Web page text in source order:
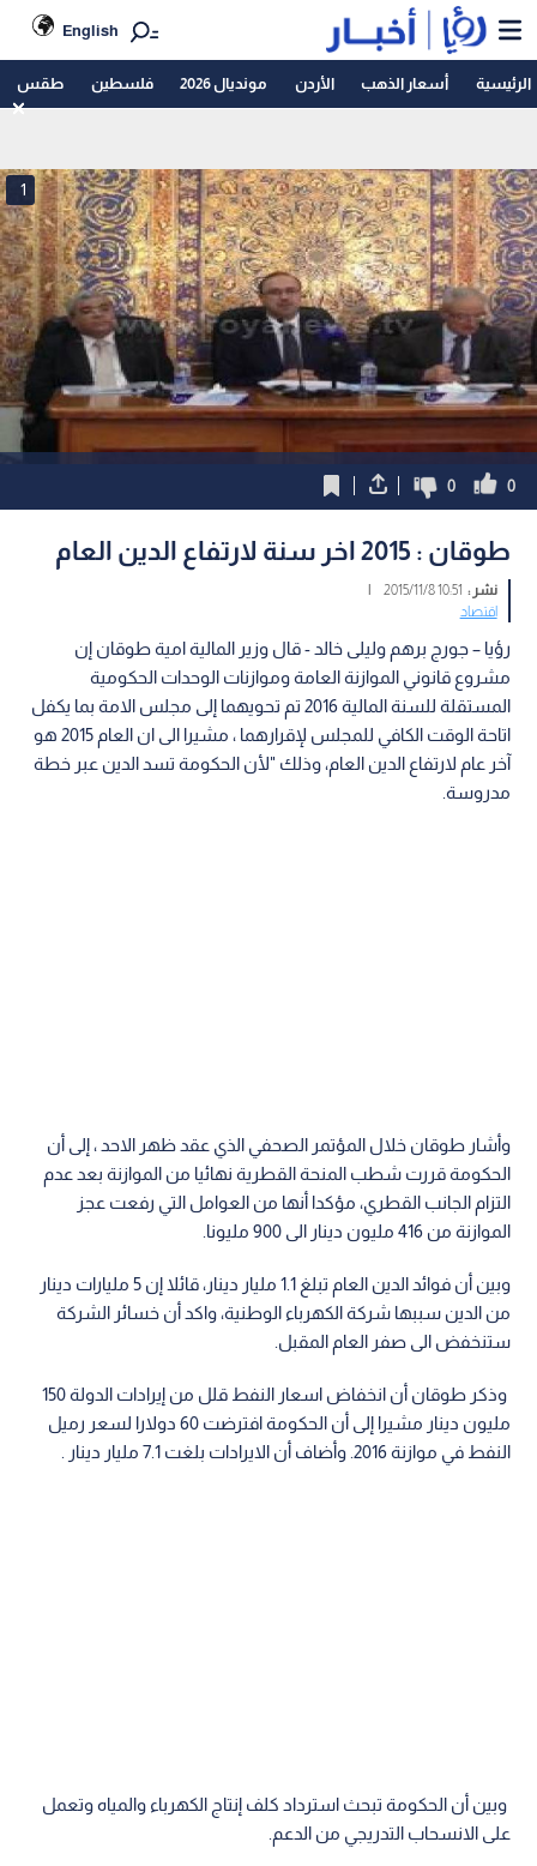
English
الرئيسية أسعار الذهب الأردن مونديال 2026 فلسطين طقس
1
0
0
طوقان : 2015 اخر سنة لارتفاع الدين العام
نشر : 10:51 2015/11/8
|
اقتصاد
رؤيا – جورج برهم وليلى خالد - قال وزير المالية امية طوقان إن
مشروع قانوني الموازنة العامة وموازنات الوحدات الحكومية
المستقلة للسنة المالية 2016 تم تحويهما إلى مجلس الامة بما يكفل
اتاحة الوقت الكافي للمجلس لإقرارهما ، مشيرا الى ان العام 2015 هو
آخر عام لارتفاع الدين العام، وذلك "لأن الحكومة تسد الدين عبر خطة
مدروسة.
وأشار طوقان خلال المؤتمر الصحفي الذي عقد ظهر الاحد ، إلى أن
الحكومة قررت شطب المنحة القطرية نهائيا من الموازنة بعد عدم
التزام الجانب القطري، مؤكدا أنها من العوامل التي رفعت عجز
الموازنة من 416 مليون دينار الى 900 مليونا‎.
وبين أن فوائد الدين العام تبلغ 1.1 مليار دينار، قائلا إن 5 مليارات دينار
من الدين سببها شركة الكهرباء الوطنية، واكد أن خسائر الشركة
ستنخفض الى صفر العام المقبل‎.
‎ وذكر طوقان أن انخفاض اسعار النفط قلل من إيرادات الدولة 150
مليون دينار مشيرا إلى أن الحكومة افترضت 60 دولارا لسعر رميل
النفط في موازنة 2016‎. وأضاف أن الايرادات بلغت 7.1 مليار دينار .
وبين أن الحكومة تبحث استرداد كلف إنتاج الكهرباء والمياه وتعمل
على الانسحاب التدريجي من الدعم.